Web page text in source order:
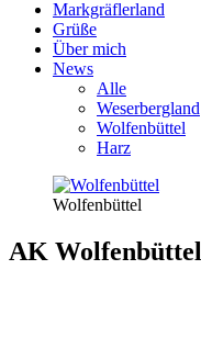
Markgräflerland
Grüße
Über mich
News
Alle
Weserbergland
Wolfenbüttel
Harz
Wolfenbüttel
AK